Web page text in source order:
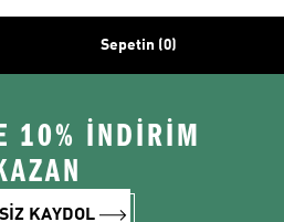
Sepetin (0)
10% İNDİRİM
KAYDOL